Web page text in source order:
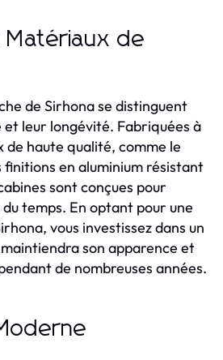
Matériaux de
de Sirhona se distinguent
et leur longévité. Fabriquées à
haute qualité, comme le
en aluminium résistant
sont conçues pour
temps. En optant pour une
vous investissez dans un
son apparence et
de nombreuses années.